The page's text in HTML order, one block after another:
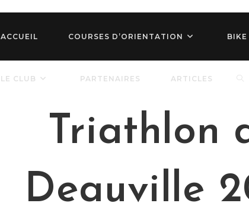
ACCUEIL COURSES D’ORIENTATION BIKE
LE CLUB PARTENAIRES ARTICLES
Triathlon
Deauville